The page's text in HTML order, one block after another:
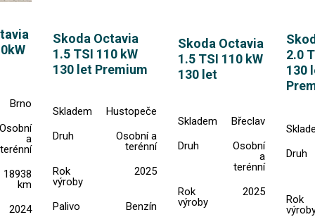
Brno
a
terénní
18938
km
2024
Skoda Octavia
1.5 TSI 110 kW
130 let Premium
Skladem
Hustopeče
Druh
Osobní a
terénní
Rok
výroby
2025
Palivo
Benzín
Skoda Octavia
1.5 TSI 110 kW
130 let
Skladem
Břeclav
Druh
Osobní
a
terénní
Rok
výroby
2025
2.0
130
Druh
Rok